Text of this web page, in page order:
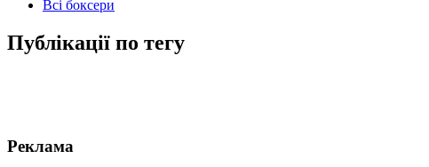
Всі боксери
Публікації по тегу
Реклама